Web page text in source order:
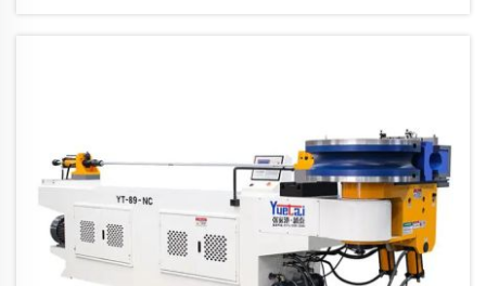
που βοηθούν τα εργοστάσια να κάμπτουν